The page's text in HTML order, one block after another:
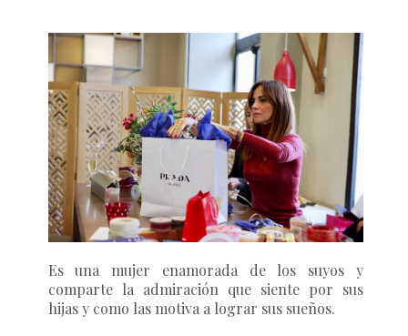
Es una mujer enamorada de los suyos y
comparte la admiración que siente por sus
hijas y como las motiva a lograr sus sueños.